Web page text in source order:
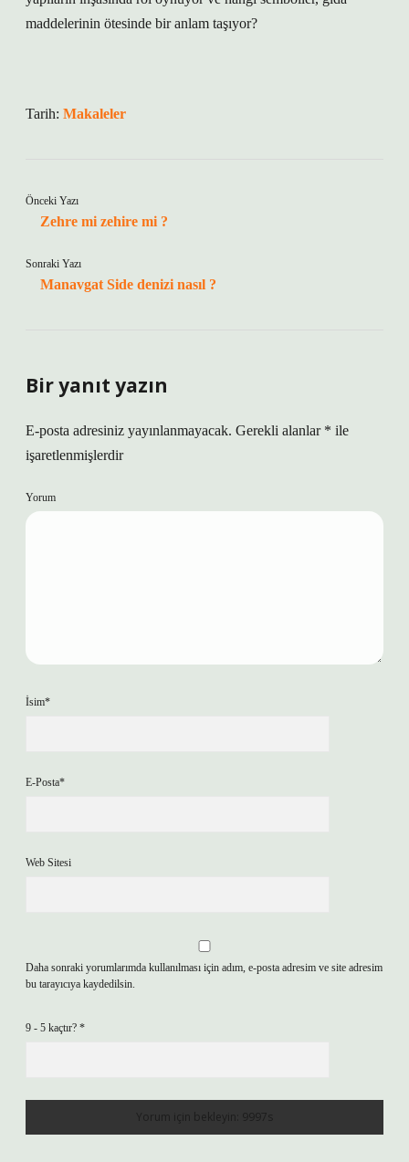
maddelerinin ötesinde bir anlam taşıyor?
Tarih: Makaleler
Önceki Yazı
Zehre mi zehire mi ?
Sonraki Yazı
Manavgat Side denizi nasıl ?
Bir yanıt yazın
E-posta adresiniz yayınlanmayacak. Gerekli alanlar * ile
işaretlenmişlerdir
Yorum
İsim*
E-Posta*
Web Sitesi
Daha sonraki yorumlarımda kullanılması için adım, e-posta adresim ve site adresim
bu tarayıcıya kaydedilsin.
9 - 5 kaçtır? *